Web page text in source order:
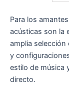
Para los
acústicas son la
amplia selección
y
estilo de música
directo.